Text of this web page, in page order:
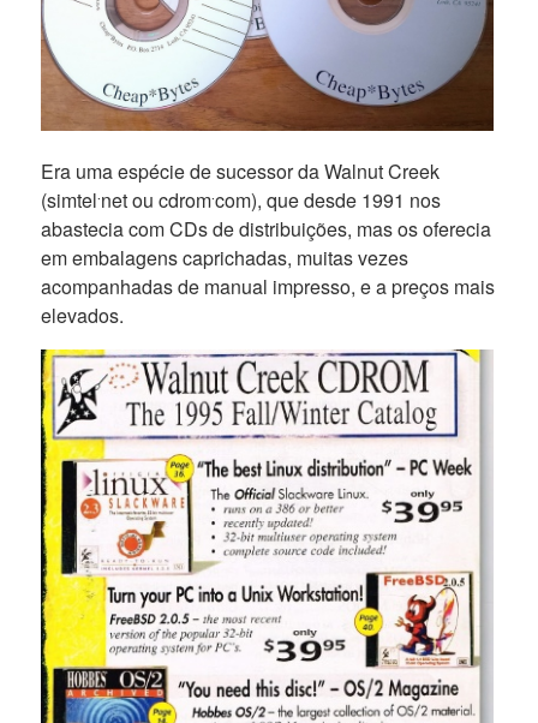
Era uma espécie de sucessor da Walnut Creek
(simtel⸱net ou cdrom⸱com), que desde 1991 nos
abastecia com CDs de distribuições, mas os oferecia
em embalagens caprichadas, muitas vezes
acompanhadas de manual impresso, e a preços mais
elevados.